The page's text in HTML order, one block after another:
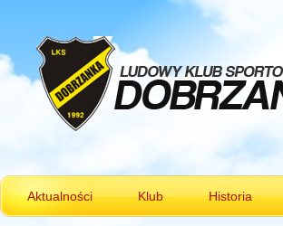
Aktualności Klub Historia